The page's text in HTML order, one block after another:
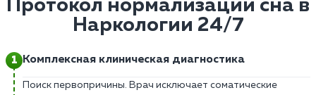
Протокол нормализации сна в
Наркологии 24/7
Комплексная клиническая диагностика
Поиск первопричины. Врач исключает соматические